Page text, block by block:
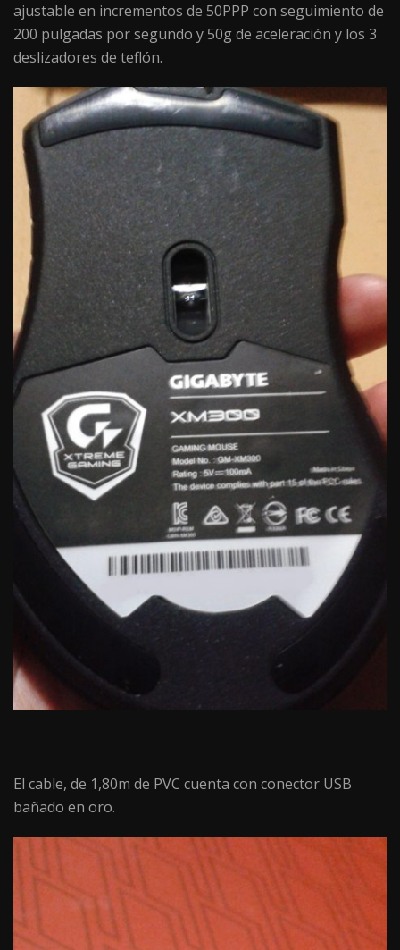
ajustable en incrementos de 50PPP con seguimiento de
200 pulgadas por segundo y 50g de aceleración y los 3
deslizadores de teflón.
El cable, de 1,80m de PVC cuenta con conector USB
bañado en oro.